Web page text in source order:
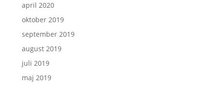
april 2020
oktober 2019
september 2019
august 2019
juli 2019
maj 2019